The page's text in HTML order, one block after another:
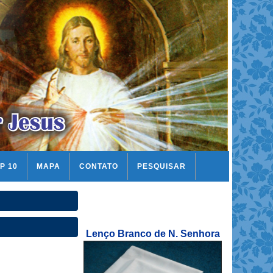
10 MAPA CONTATO PESQUISAR
Lenço Branco de N. Senhora